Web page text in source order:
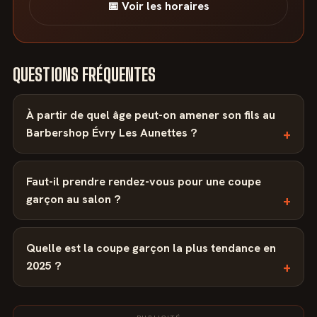
📅 Voir les horaires
QUESTIONS FRÉQUENTES
À partir de quel âge peut-on amener son fils au
Barbershop Évry Les Aunettes ?
Faut-il prendre rendez-vous pour une coupe
garçon au salon ?
Quelle est la coupe garçon la plus tendance en
2025 ?